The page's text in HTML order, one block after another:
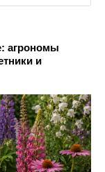
агрономы
и